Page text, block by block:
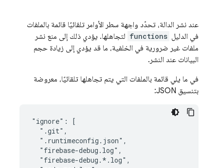
عند نشر الدالة، تحدّد واجهة سطر الأوامر تلقائيًا قائمة بالملفات
في الدليل functions لتجاهلها. يؤدي ذلك إلى منع نشر
ملفات غير ضرورية في الخلفية، ما قد يؤدي إلى زيادة حجم
البيانات عند النشر.
في ما يلي قائمة بالملفات التي يتم تجاهلها تلقائيًا، معروضة
بتنسيق JSON:
"ignore": [
  ".git",
  ".runtimeconfig.json",
  "firebase-debug.log",
  "firebase-debug.*.log",